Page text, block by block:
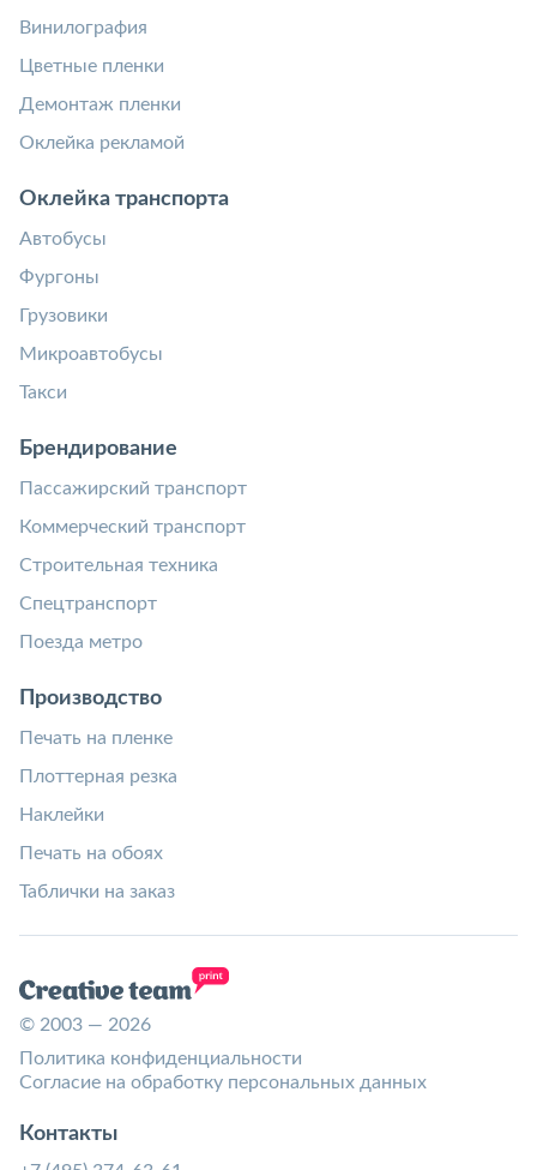
Винилография
Цветные пленки
Демонтаж пленки
Оклейка рекламой
Оклейка транспорта
Автобусы
Фургоны
Грузовики
Микроавтобусы
Такси
Брендирование
Пассажирский транспорт
Коммерческий транспорт
Строительная техника
Спецтранспорт
Поезда метро
Производство
Печать на пленке
Плоттерная резка
Наклейки
Печать на обоях
Таблички на заказ
© 2003 — 2026
Политика конфиденциальности
Согласие на обработку персональных данных
Контакты